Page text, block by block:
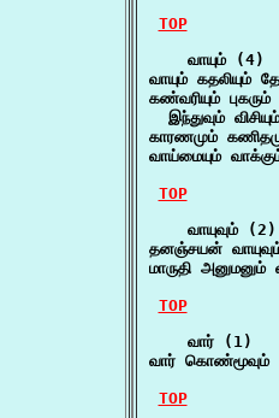
TOP
    வாயும் (4)
வாயும் கதலியும்
கண்வரியும் புகரும்
இந்துவும்
காரணமும்
வாய்மையும்
TOP
    வாயுவும் (2)
தனஞ்சயன்
மாருதி
TOP
    வார் (1)
வார் கொண்மூவும்
TOP